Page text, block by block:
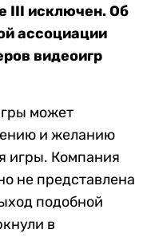
III исключен. Об
ассоциации
видеоигр
может
и желанию
игры. Компания
не представлена
подобной
в